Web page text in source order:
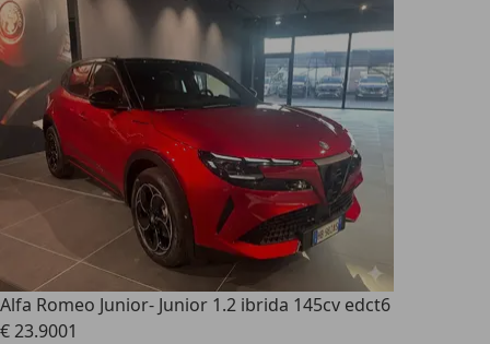
Alfa Romeo Junior- Junior 1.2 ibrida 145cv edct6
€ 23.9001